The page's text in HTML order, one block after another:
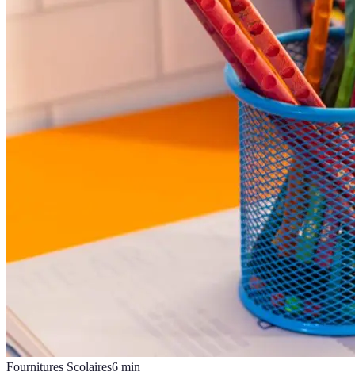
Fournitures Scolaires6 min